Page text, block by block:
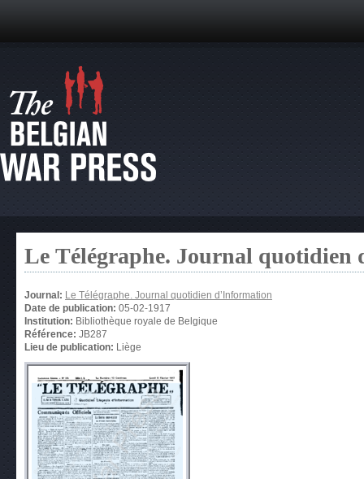
Le Télégraphe. Journal quotidien
Journal: Le Télégraphe. Journal quotidien d’Information
Date de publication: 05-02-1917
Institution: Bibliothèque royale de Belgique
Référence: JB287
Lieu de publication: Liège